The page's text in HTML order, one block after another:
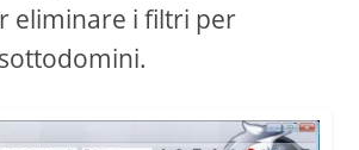
eliminare i filtri per